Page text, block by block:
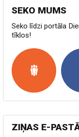
SEKO MUMS
Seko līdzi portāla
tīklos!
ZIŅAS E-